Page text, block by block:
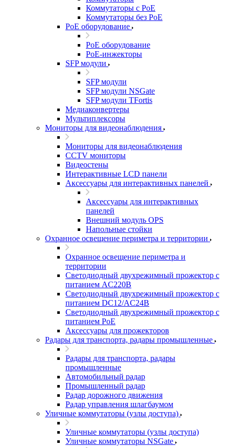
Коммутаторы с PoE
Коммутаторы без PoE
PoE оборудование
PoE оборудование
PoE-инжекторы
SFP модули
SFP модули
SFP модули NSGate
SFP модули TFortis
Медиаконвертеры
Мультиплексоры
Мониторы для видеонаблюдения
Мониторы для видеонаблюдения
CCTV мониторы
Видеостены
Интерактивные LCD панели
Аксессуары для интерактивных панелей
Аксессуары для интерактивных
панелей
Внешний модуль OPS
Напольные стойки
Охранное освещение периметра и территории
Охранное освещение периметра и
территории
Светодиодный двухрежимный прожектор с
питанием AC220В
Светодиодный двухрежимный прожектор с
питанием DC12/AC24В
Светодиодный двухрежимный прожектор с
питанием PoE
Аксессуары для прожекторов
Радары для транспорта, радары промышленные
Радары для транспорта, радары
промышленные
Автомобильный радар
Промышленный радар
Радар дорожного движения
Радар управления шлагбаумом
Уличные коммутаторы (узлы доступа)
Уличные коммутаторы (узлы доступа)
Уличные коммутаторы NSGate